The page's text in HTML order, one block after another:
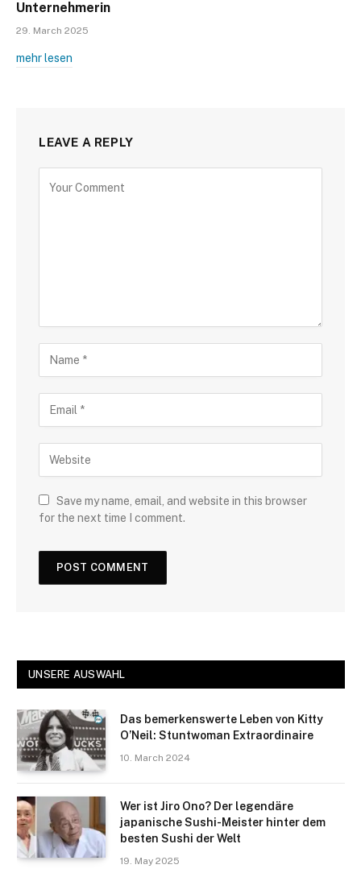
Unternehmerin
29. March 2025
mehr lesen
LEAVE A REPLY
Save my name, email, and website in this browser
for the next time I comment.
UNSERE AUSWAHL
Das bemerkenswerte Leben von Kitty
O’Neil: Stuntwoman Extraordinaire
10. March 2024
Wer ist Jiro Ono? Der legendäre
japanische Sushi-Meister hinter dem
besten Sushi der Welt
19. May 2025